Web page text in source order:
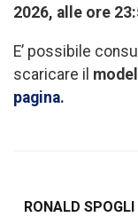
2026, alle ore
E’ possibile
scaricare il
pagina.
RONALD